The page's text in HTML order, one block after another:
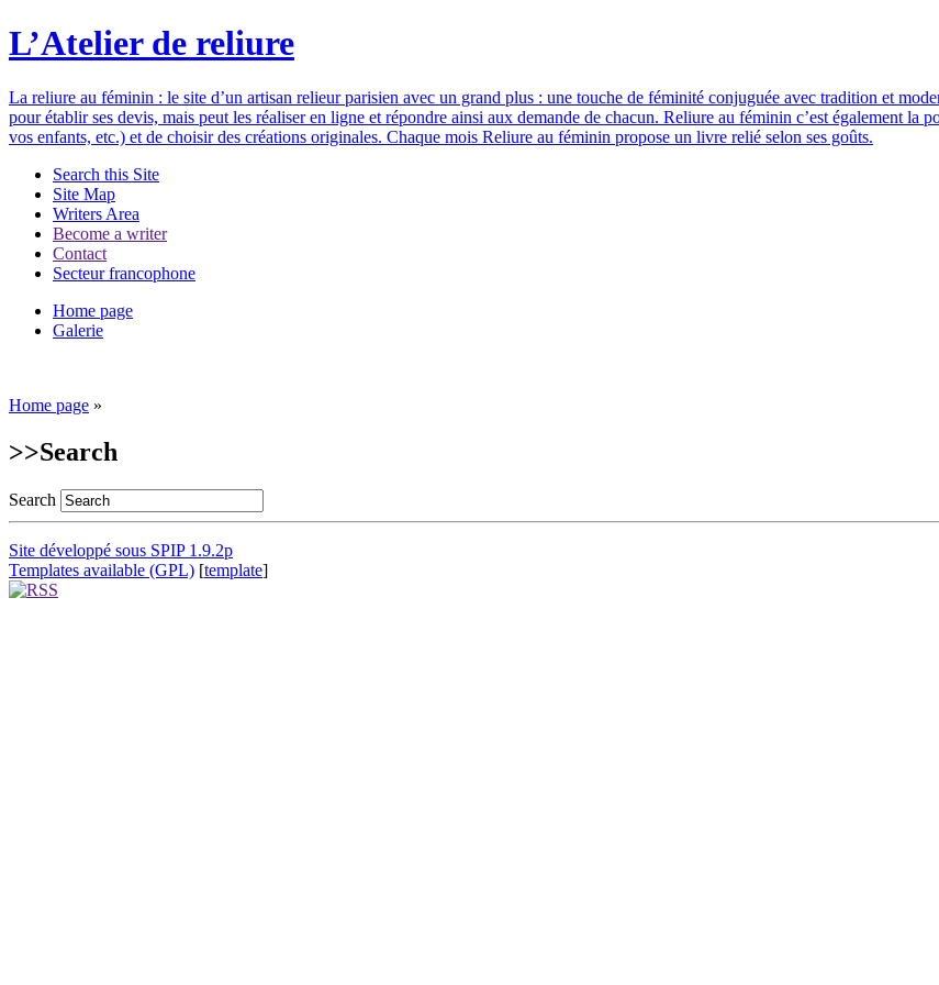
L’Atelier de reliure
La reliure au féminin : le site d’un artisan relieur parisien avec un grand plus : une touche de féminité conjuguée avec tradition et
pour établir ses devis, mais peut les réaliser en ligne et répondre ainsi aux demande de chacun. Reliure au féminin c’est également la
vos enfants, etc.) et de choisir des créations originales. Chaque mois Reliure au féminin propose un livre relié selon ses goûts.
Search this Site
Site Map
Writers Area
Become a writer
Contact
Secteur francophone
Home page
Galerie
Home page »
>>Search
Search
Site développé sous SPIP 1.9.2p
Templates available (GPL) [template]